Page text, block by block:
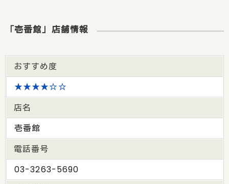
「壱番館」店舗情報
おすすめ度
★★★★☆☆
店名
壱番館
電話番号
03-3263-5690